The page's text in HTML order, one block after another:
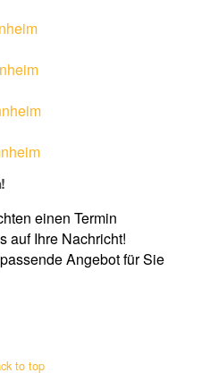
einen Termin
auf Ihre Nachricht!
Angebot für Sie
to top